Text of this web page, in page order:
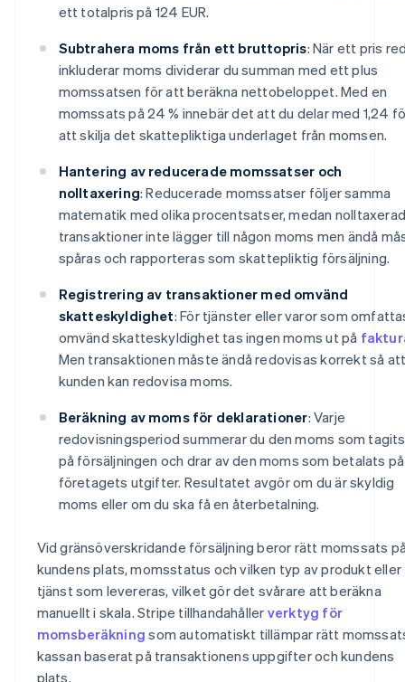
ett totalpris på 124 EUR.
Subtrahera moms från ett bruttopris: När ett pris
inkluderar moms dividerar du summan med ett plus
momssatsen för att beräkna nettobeloppet. Med en
momssats på 24 % innebär det att du delar med 1,24
att skilja det skattepliktiga underlaget från momsen.
Hantering av reducerade momssatser och
nolltaxering: Reducerade momssatser följer samma
matematik med olika procentsatser, medan
transaktioner inte lägger till någon moms men ändå
spåras och rapporteras som skattepliktig försäljning.
Registrering av transaktioner med omvänd
skatteskyldighet: För tjänster eller varor som
omvänd skatteskyldighet tas ingen moms ut på
Men transaktionen måste ändå redovisas korrekt så
kunden kan redovisa moms.
Beräkning av moms för deklarationer: Varje
redovisningsperiod summerar du den moms som
på försäljningen och drar av den moms som betalats på
företagets utgifter. Resultatet avgör om du är skyldig
moms eller om du ska få en återbetalning.
Vid gränsöverskridande försäljning beror rätt momssats
kundens plats, momsstatus och vilken typ av produkt eller
tjänst som levereras, vilket gör det svårare att beräkna
manuellt i skala. Stripe tillhandahåller verktyg för
momsberäkning som automatiskt tillämpar rätt
kassan baserat på transaktionens uppgifter och kundens
plats.